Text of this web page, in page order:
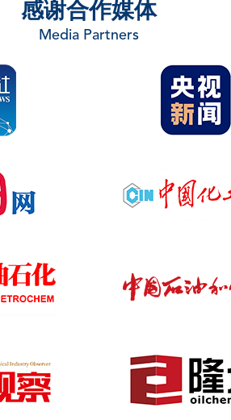
感谢合作媒体
Media Partners